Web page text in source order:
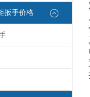
扳手价格